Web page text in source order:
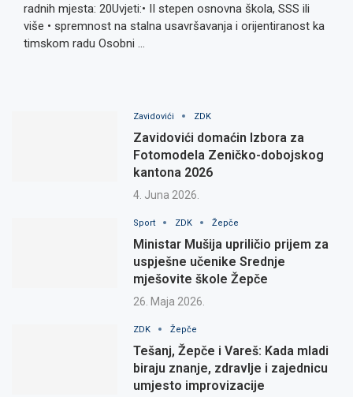
radnih mjesta: 20Uvjeti:• II stepen osnovna škola, SSS ili
više • spremnost na stalna usavršavanja i orijentiranost ka
timskom radu Osobni …
Zavidovići ZDK
Zavidovići domaćin Izbora za
Fotomodela Zeničko-dobojskog
kantona 2026
4. Juna 2026.
Sport ZDK Žepče
Ministar Mušija upriličio prijem za
uspješne učenike Srednje
mješovite škole Žepče
26. Maja 2026.
ZDK Žepče
Tešanj, Žepče i Vareš: Kada mladi
biraju znanje, zdravlje i zajednicu
umjesto improvizacije